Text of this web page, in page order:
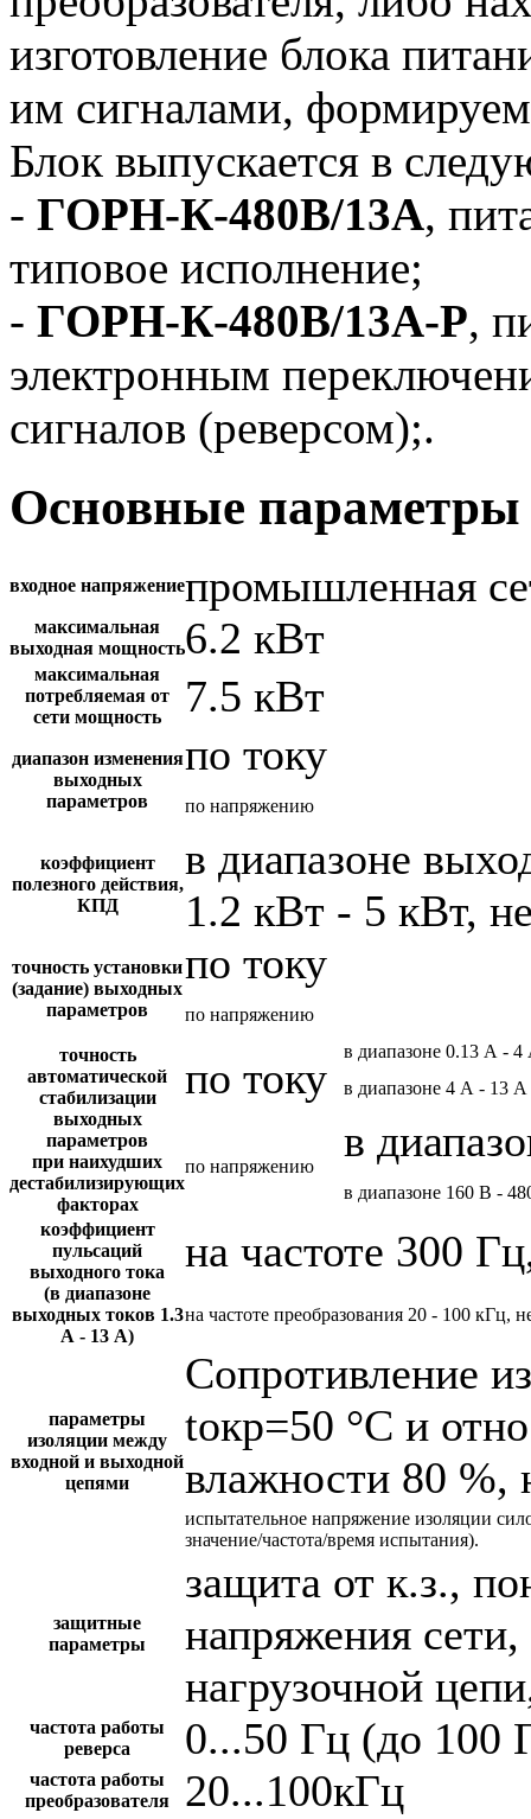
изготовление блока
им сигналами,
Блок выпускается в
- ГОРН-К-480В/13А,
типовое исполнение;
- ГОРН-К-480В/13А-Р,
электронным
сигналов (реверсом);.
Основные параметры
входное напряжениепромышленная
максимальная
выходная мощность6.2 кВт
максимальная
потребляемая от
сети мощность
7.5 кВт
диапазон изменения
выходных
параметров
по току
по напряжению
коэффициент
полезного действия,
КПД
в диапазоне
1.2 кВт - 5 кВт,
точность установки
(задание) выходных
параметров
по току
по напряжению
точность
автоматической
стабилизации
выходных
параметров
при наихудших
дестабилизирующих
факторах
по току
в диапазоне 0.13 А - 4
в диапазоне 4 А - 13 А
по напряжению
в
в диапазоне 160 В -
коэффициент
пульсаций
выходного тока
(в диапазоне
выходных токов 1.3
А - 13 А)
на частоте 300
на частоте преобразования 20 - 100 кГц,
параметры
изоляции между
входной и выходной
цепями
Сопротивление
tокр=50 °С и
влажности 80 %,
испытательное напряжение изоляции
значение/частота/время испытания).
защитные
параметры
защита от к.з.,
напряжения
нагрузочной
частота работы
реверса
0...50 Гц (до 100
частота работы
преобразователя
20...100кГц